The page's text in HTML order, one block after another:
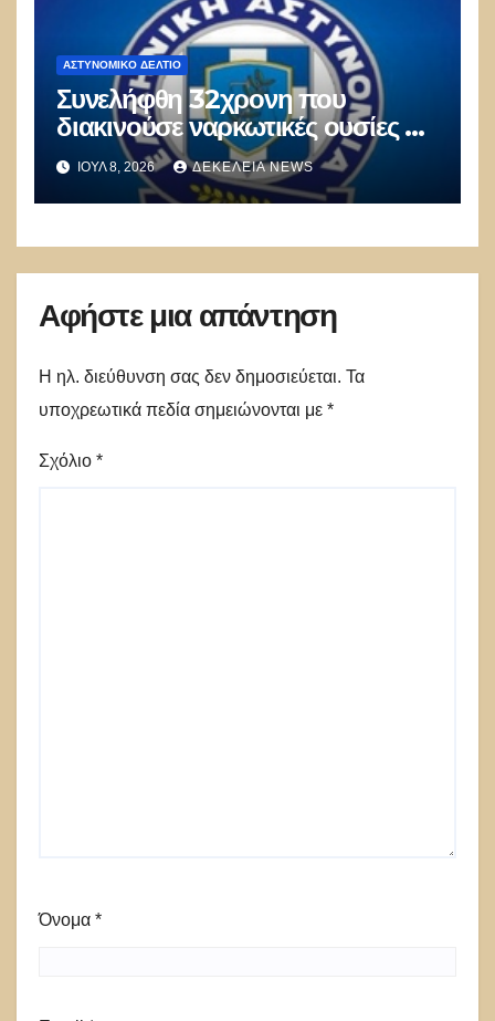
ΑΣΤΥΝΟΜΙΚΌ ΔΕΛΤΊΟ
Συνελήφθη 32χρονη που
διακινούσε ναρκωτικές ουσίες σε
οικισμό των Αχαρνών
ΙΟΎΛ 8, 2026 ΔΕΚΈΛΕΙΑ NEWS
Αφήστε μια απάντηση
Η ηλ. διεύθυνση σας δεν δημοσιεύεται. Τα
υποχρεωτικά πεδία σημειώνονται με *
Σχόλιο *
Όνομα *